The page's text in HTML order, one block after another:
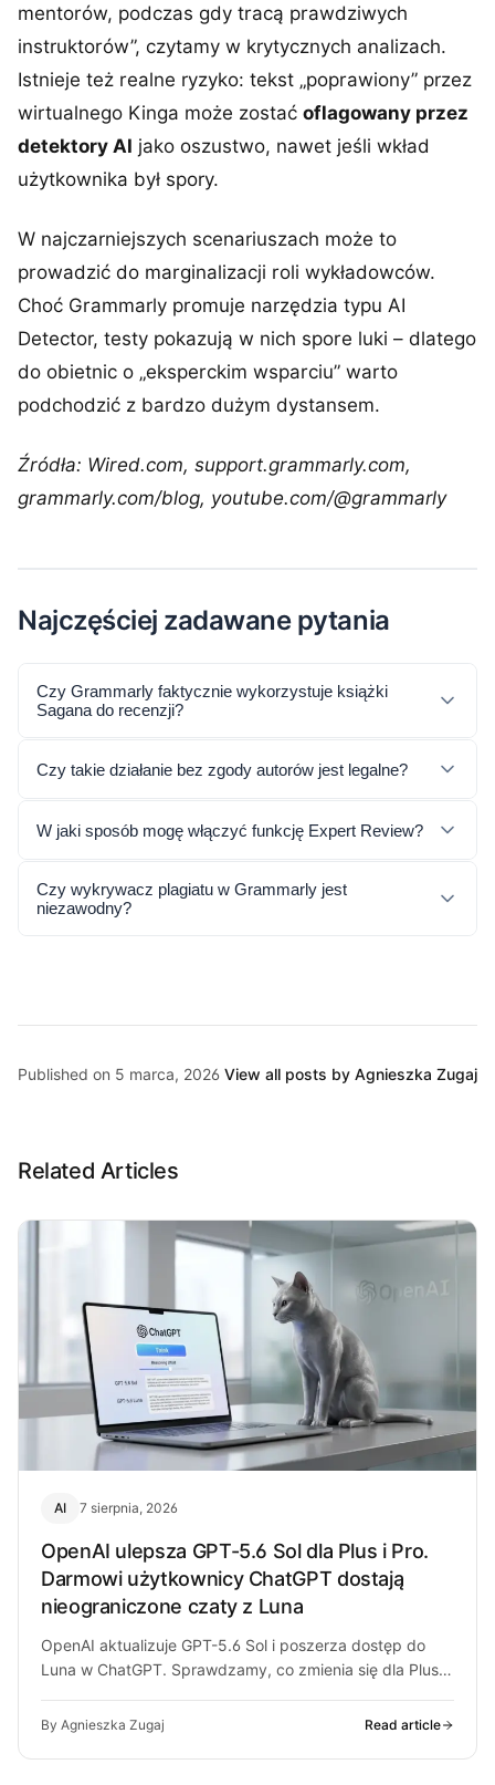
mentorów, podczas gdy tracą prawdziwych
instruktorów”, czytamy w krytycznych analizach.
Istnieje też realne ryzyko: tekst „poprawiony” przez
wirtualnego Kinga może zostać oflagowany przez
detektory AI jako oszustwo, nawet jeśli wkład
użytkownika był spory.
W najczarniejszych scenariuszach może to
prowadzić do marginalizacji roli wykładowców.
Choć Grammarly promuje narzędzia typu AI
Detector, testy pokazują w nich spore luki – dlatego
do obietnic o „eksperckim wsparciu” warto
podchodzić z bardzo dużym dystansem.
Źródła: Wired.com, support.grammarly.com,
grammarly.com/blog, youtube.com/@grammarly
Najczęściej zadawane pytania
Czy Grammarly faktycznie wykorzystuje książki
Sagana do recenzji?
Czy takie działanie bez zgody autorów jest legalne?
W jaki sposób mogę włączyć funkcję Expert Review?
Czy wykrywacz plagiatu w Grammarly jest
niezawodny?
Published on 5 marca, 2026 View all posts by Agnieszka Zugaj
Related Articles
AI 7 sierpnia, 2026
OpenAI ulepsza GPT-5.6 Sol dla Plus i Pro.
Darmowi użytkownicy ChatGPT dostają
nieograniczone czaty z Luna
OpenAI aktualizuje GPT-5.6 Sol i poszerza dostęp do
Luna w ChatGPT. Sprawdzamy, co zmienia się dla Plus,
By Agnieszka Zugaj Read article